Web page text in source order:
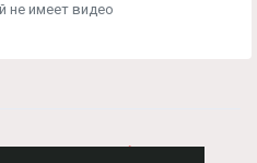
не имеет видео
товаров
Как добавить